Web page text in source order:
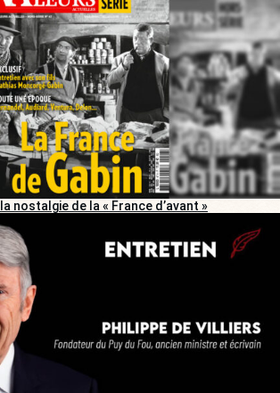
nostalgie de la « France d’avant »